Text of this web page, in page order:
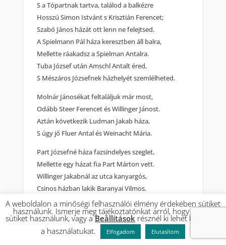
S a Tópartnak tartva, találod a balkézre
Hosszú Simon Istvánt s Krisztián Ferencet;
Szabó János házát ott lenn ne felejtsed.
A Spielmann Pál háza keresztben áll balra,
Mellette ráakadsz a Spielman Antalra.
Tuba József után Amschl Antalt éred,
S Mészáros Józsefnek házhelyét szemlélheted.
Molnár Jánosékat feltaláljuk már most,
Odább Steer Ferencet és Willinger Jánost.
Aztán következik Ludman Jakab háza,
S úgy jő Fluer Antal és Weinacht Mária.
Part Józsefné háza fazsindelyes szeglet,
Mellette egy házat fia Part Márton vett.
Willinger Jakabnál az utca kanyargós,
Csinos házban lakik Baranyai Vilmos.
Urbán János után jő Willinger Mihály,
Schiffman János borbély, meg ruhát is csinál;
Szeidli János cipész, Holczer József ügynök.
A weboldalon a minőségi felhasználói élmény érdekében sütiket
használunk. Ismerje meg tájékoztatónkat arról, hogy milyen
sütiket használunk, vagy aBeállítások résznél ki lehet kapcsolni
a használatukat.
Elfogadom Elutasítom